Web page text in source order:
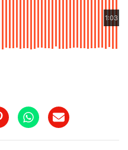
1:03